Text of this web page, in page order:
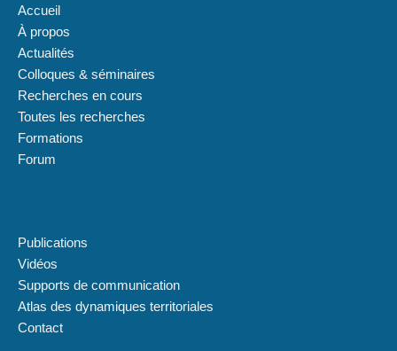
Accueil
À propos
Actualités
Colloques & séminaires
Recherches en cours
Toutes les recherches
Formations
Forum
Publications
Vidéos
Supports de communication
Atlas des dynamiques territoriales
Contact